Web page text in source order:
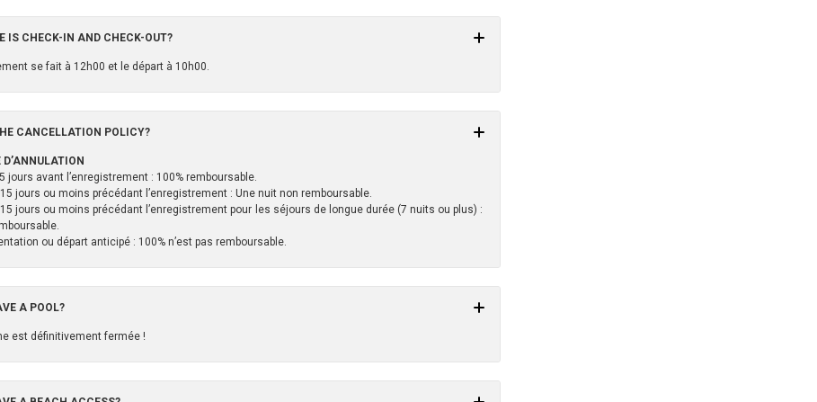
IS CHECK-IN AND CHECK-OUT?
se fait à 12h00 et le départ à 10h00.
CANCELLATION POLICY?
jours avant l’enregistrement : 100% remboursable.
jours ou moins précédant l’enregistrement : Une nuit non remboursable.
jours ou moins précédant l’enregistrement pour les séjours de longue durée (7 nuits ou plus) :
ou départ anticipé : 100% n’est pas remboursable.
A POOL?
est définitivement fermée !